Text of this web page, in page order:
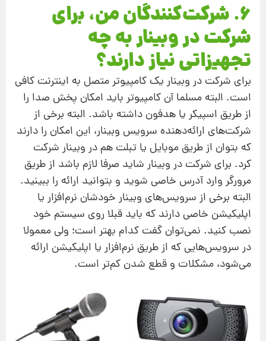
6. شرکت‌کنندگان من، برای
شرکت در وبینار به چه
تجهیزاتی نیاز دارند؟
برای شرکت در وبینار یک کامپیوتر متصل به اینترنت کافی
است. البته مسلما آن کامپیوتر باید امکان پخش صدا را
از طریق اسپیکر یا هدفون داشته باشد. البته برخی از
شرکت‌های ارائه‌دهنده سرویس وبینار، این امکان را دارند
که بتوان از طریق موبایل یا تبلت هم در وبینار شرکت
کرد. برای شرکت در وبینار شاید صرفا لازم باشد از طریق
مرورگر وارد آدرس خاصی شوید و بتوانید ارائه را ببینید.
البته برخی از سرویس‌های وبینار خودشان نرم‌افزار یا
اپلیکیشن خاصی دارند که باید قبلا روی سیستم خود
نصب کنید. نمی‌توان گفت کدام بهتر است؛ ولی معمولا
در سرویس‌هایی که از طریق نرم‌افزار یا اپلیکیشن ارائه
می‌شود، مشکلات و قطع شدن کم‌تر است.